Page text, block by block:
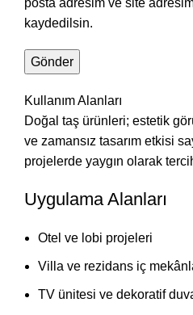
posta adresim ve site
kaydedilsin.
Kullanım Alanları
Doğal taş ürünleri; estetik
ve zamansız tasarım etkisi
projelerde yaygın olarak
Uygulama Alanları
Otel ve lobi projeleri
Villa ve rezidans iç
TV ünitesi ve dekoratif